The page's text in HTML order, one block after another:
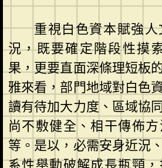
重視白色資本賦強
況，既要確定階段性摸
果，更要直面深條理短板
雅來看，部門地域對白色
讀有待加大力度、區域協
尚不敷健全、相干傳佈
等。是以，必需安身近況